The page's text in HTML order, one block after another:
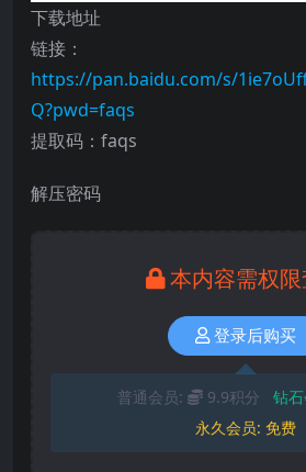
下载地址
链接：
https://pan.baidu.com/s/
Q?pwd=faqs
提取码：faqs
解压密码
本内容需权
登录后购买
普通会员: 9.9积分 钻
永久会员: 免费